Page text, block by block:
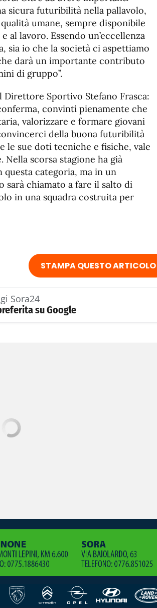
sicura futuribilità nella pallavolo,
umane, sempre disponibile
al lavoro. Essendo un’eccellenza
sia io che la società ci aspettiamo
darà un importante contributo
di gruppo”.
Sportivo Stefano Frasca:
convinti pienamente che
valorizzare e formare giovani
della buona futuribilità
le sue doti tecniche e fisiche, vale
Nella scorsa stagione ha già
categoria, ma in un
sarà chiamato a fare il salto di
in una squadra costruita per
STAMPA QUESTO ARTICOLO
Sora24
su Google